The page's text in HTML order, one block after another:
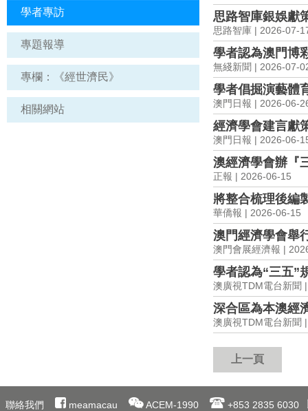
學者專訪
專題報導
專欄：《經世濟民》
相關網站
思路智庫銀娛獻
思路智庫 | 2026-07-
學者認為澳門博
無綫新聞 | 2026-07-
學者倡掘演藝體
澳門日報 | 2026-06-
經濟學會建言獻
澳門日報 | 2026-06-
澳經濟學會辦『
正報 | 2026-06-15
將整合梳理後編
華僑報 | 2026-06-15
澳門經濟學會舉
澳門會展經濟報 |
學者認為“三五”
澳廣視TDM電台新聞
深合區為本澳經
澳廣視TDM電台新聞
上一頁
聯絡我們 meamacau ACEM-1990
+853 2835 6030